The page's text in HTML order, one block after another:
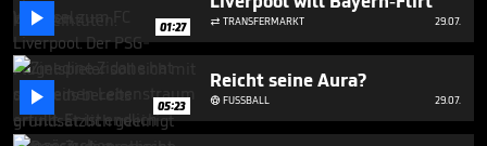
 01:27  TRANSFERMARKT 29.07.
 05:23
Reicht seine Aura?
FUSSBALL 29.07.